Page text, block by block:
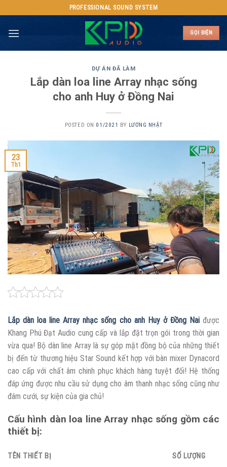
to
content
PROFESSIONAL SOUND SYSTEM
GỌI ĐIỆN
DỰ ÁN ĐÃ LÀM
Lắp dàn loa line Array nhạc sống
cho anh Huy ở Đồng Nai
POSTED ON 01/2021 BY LƯƠNG NHẬT
23
Th1
Lắp dàn loa line Array nhạc sống cho anh Huy ở Đồng Naiđược
Khang Phú Đạt Audio cung cấp và lắp đặt trọn gói trong thời gian
vừa qua! Bộ dàn line Array là sự góp mặt đồng bộ của những thiết
bị đến từ thương hiệu Star Sound kết hợp với bàn mixer Dynacord
cao cấp với chất âm chinh phục khách hàng tuyệt đối! Hệ thống
đáp ứng được nhu cầu sử dụng cho âm thanh nhạc sống cũng như
đám cưới, sự kiện của gia chủ!
Cấu hình dàn loa line Array nhạc sống gồm các
thiết bị:
TÊN THIẾT BỊ
SỐ LƯỢNG